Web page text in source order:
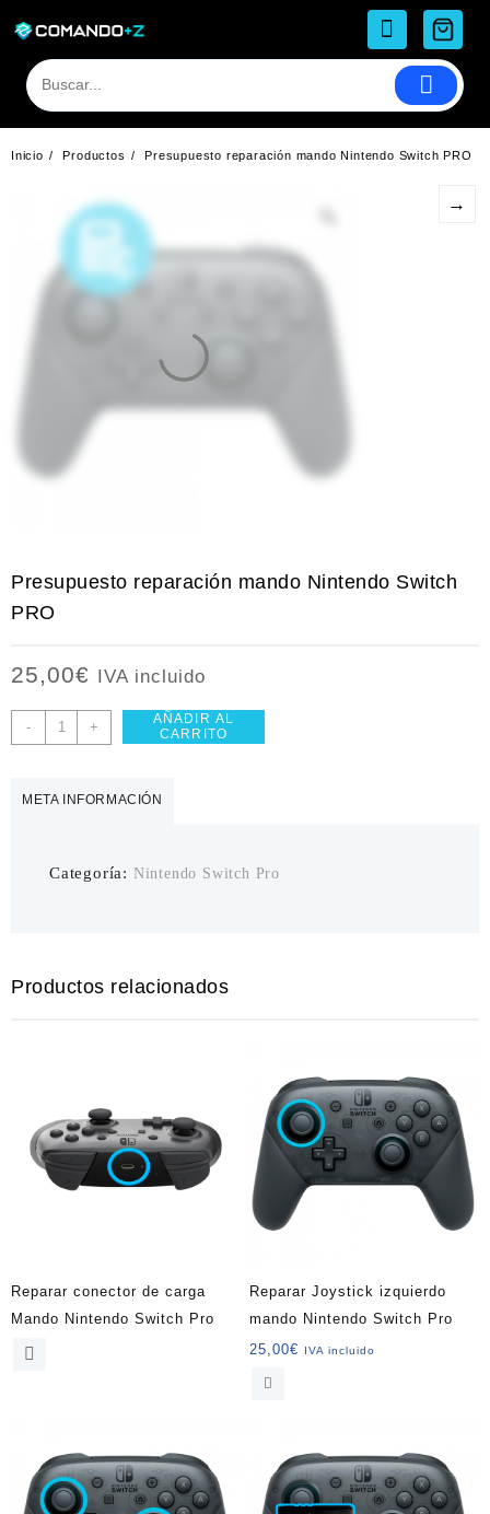
contenido
Inicio Productos Presupuesto reparación mando Nintendo Switch PRO
→
Presupuesto reparación mando Nintendo Switch
PRO
25,00€ IVA incluido
-
Presupuesto
reparación
+
AÑADIR AL
CARRITO
META INFORMACIÓN
Categoría: Nintendo Switch Pro
Productos relacionados
Reparar conector de carga
Mando Nintendo Switch Pro
Reparar Joystick izquierdo
mando Nintendo Switch Pro
25,00€ IVA incluido